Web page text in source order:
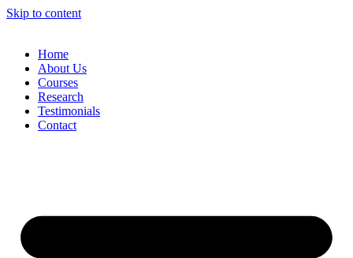
Skip to content
Home
About Us
Courses
Research
Testimonials
Contact